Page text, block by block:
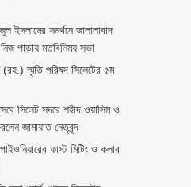
ইসলামের সমর্থনে জালালাবাদ
পাড়ায় মতবিনিময় সভা
(রহ.) স্মৃতি পরিষদ সিলেটের ৫ম
সিলেট সদরে শহীদ ওয়াসিম ও
জামায়াত নেতৃবৃন্দ
ফাস্ট মিটিং ও কলার